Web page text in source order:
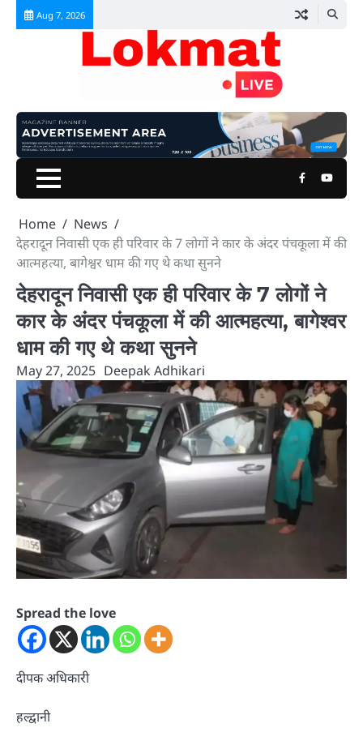
Skip
Aug 7, 2026
Facebook
Home
News
देहरादून निवासी एक ही परिवार के 7 लोगों ने कार के अंदर पंचकूला में की
आत्महत्या, बागेश्वर धाम की गए थे कथा सुनने
देहरादून निवासी एक ही परिवार के 7 लोगों ने
कार के अंदर पंचकूला में की आत्महत्या, बागेश्वर
धाम की गए थे कथा सुनने
May 27, 2025 Deepak Adhikari
Spread the love
दीपक अधिकारी
हल्द्वानी